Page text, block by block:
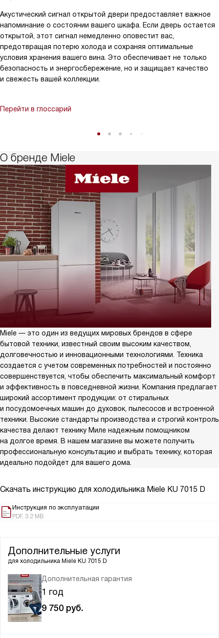
Акустический сигнал открытой двери предоставляет важное
напоминание о состоянии вашего шкафа. Если дверь остается
открытой, этот сигнал немедленно оповестит вас,
предотвращая потерю холода и сохраняя оптимальные
условия хранения вашего вина. Это обеспечивает не только
безопасность и энергосбережение, но и защищает качество
и свежесть вашей коллекции.
Перейти в глоссарий
О бренде Miele
Miele — это один из ведущих мировых брендов в сфере
бытовой техники, известный своим высоким качеством,
долговечностью и инновационными технологиями. Техника
создается с учетом современных потребностей и постоянно
совершенствуется, чтобы обеспечить максимальный комфорт
и эффективность в повседневной жизни. Компания предлагает
широкий ассортимент продукции: от стиральных
и посудомоечных машин до духовок, пылесосов и встроенной
техники. Высокие стандарты производства и строгий контроль
качества делают технику Миле надежным помощником
на долгое время. В нашем магазине вы можете получить
профессиональную консультацию и выбрать технику, которая
идеально подойдет для вашего дома.
Скачать инструкцию для холодильника Miele KU 7015 D
Инструкция по эксплуатации
PDF, 3.2 MB
Дополнительные услуги
для холодильника Miele KU 7015 D
Дополнительная гарантия
1 год
9 750 руб.